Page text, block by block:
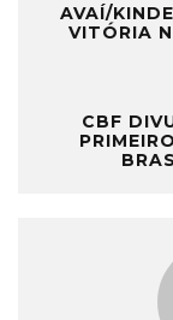
AVAÍ/
VITÓRIA
CBF